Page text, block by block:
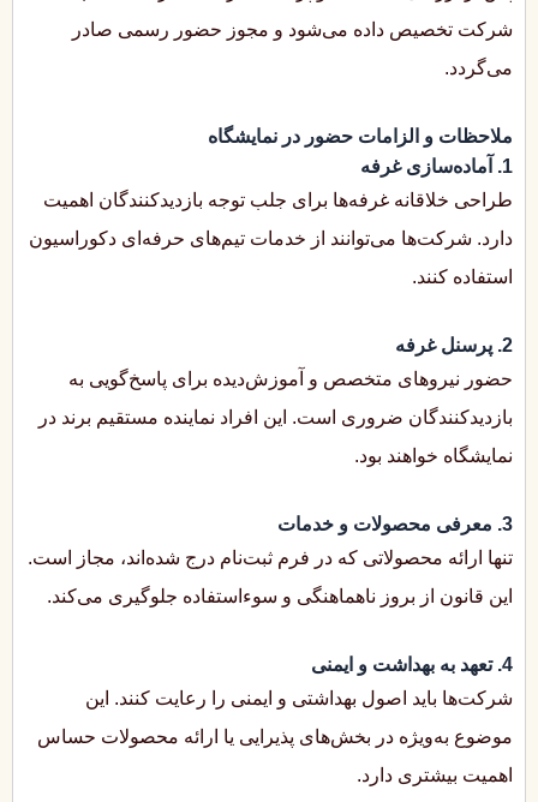
شرکت تخصیص داده می‌شود و مجوز حضور رسمی صادر
می‌گردد.
ملاحظات و الزامات حضور در نمایشگاه
1. آماده‌سازی غرفه
طراحی خلاقانه غرفه‌ها برای جلب توجه بازدیدکنندگان اهمیت
دارد. شرکت‌ها می‌توانند از خدمات تیم‌های حرفه‌ای دکوراسیون
استفاده کنند.
2. پرسنل غرفه
حضور نیروهای متخصص و آموزش‌دیده برای پاسخ‌گویی به
بازدیدکنندگان ضروری است. این افراد نماینده مستقیم برند در
نمایشگاه خواهند بود.
3. معرفی محصولات و خدمات
تنها ارائه محصولاتی که در فرم ثبت‌نام درج شده‌اند، مجاز است.
این قانون از بروز ناهماهنگی و سوء‌استفاده جلوگیری می‌کند.
4. تعهد به بهداشت و ایمنی
شرکت‌ها باید اصول بهداشتی و ایمنی را رعایت کنند. این
موضوع به‌ویژه در بخش‌های پذیرایی یا ارائه محصولات حساس
اهمیت بیشتری دارد.